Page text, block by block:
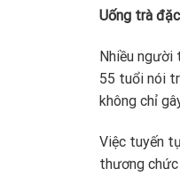
Uống trà
Nhiều người
55 tuổi nói
không chỉ
Việc tuyến
thương